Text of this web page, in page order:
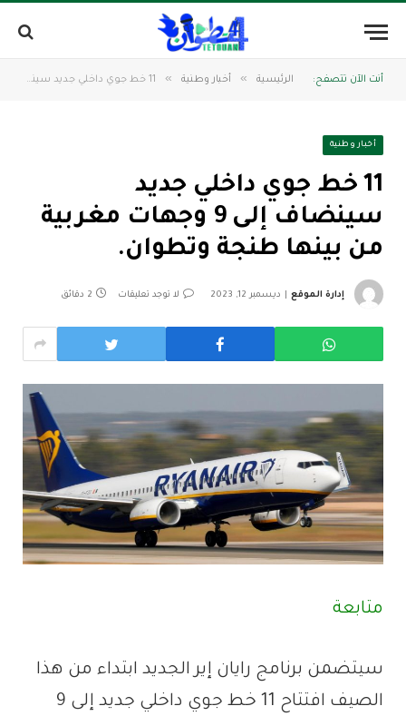
أنت الآن تتصفح: الرئيسية » أخبار وطنية » 11 خط جوي داخلي جديد سينضاف إلى 9 وجهات مغربية من بينها طنجة وتطوان.
أخبار وطنية
11 خط جوي داخلي جديد
سينضاف إلى 9 وجهات مغربية
من بينها طنجة وتطوان.
إدارة الموقع ديسمبر 12, 2023 لا توجد تعليقات 2 دقائق
متابعة
سيتضمن برنامج رايان إير الجديد ابتداء من هذا
الصيف افتتاح 11 خط جوي داخلي جديد إلى 9